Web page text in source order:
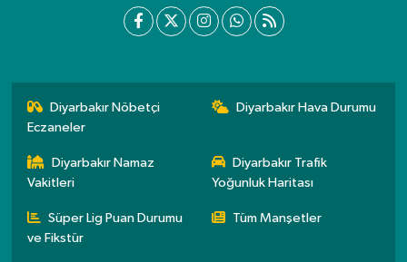
Diyarbakır Nöbetçi
Eczaneler
Diyarbakır Hava Durumu
Diyarbakır Namaz
Vakitleri
Diyarbakır Trafik
Yoğunluk Haritası
Süper Lig Puan Durumu
ve Fikstür
Tüm Manşetler